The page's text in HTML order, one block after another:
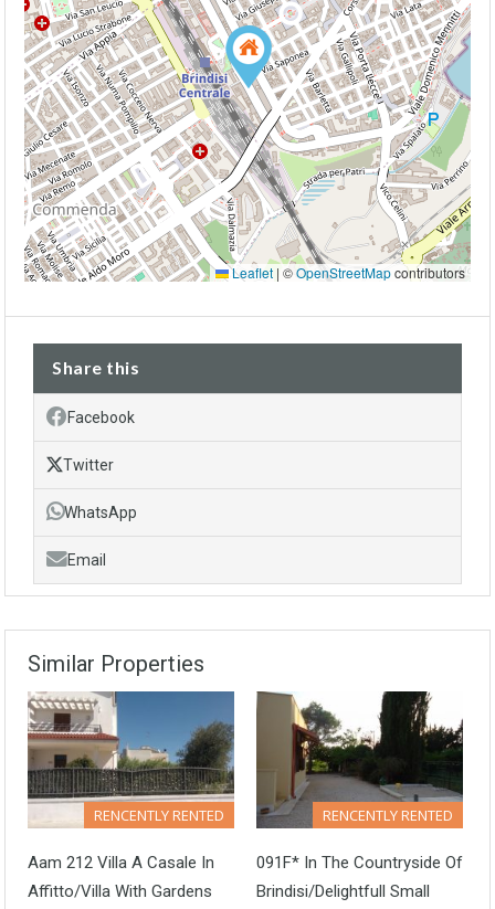
Leaflet | ©OpenStreetMapcontributors
Share this
Facebook
Twitter
WhatsApp
Email
Similar Properties
RENCENTLY RENTED
Aam 212 Villa A Casale In
Affitto/Villa With Gardens
RENCENTLY RENTED
091F* In The Countryside Of
Brindisi/Delightfull Small